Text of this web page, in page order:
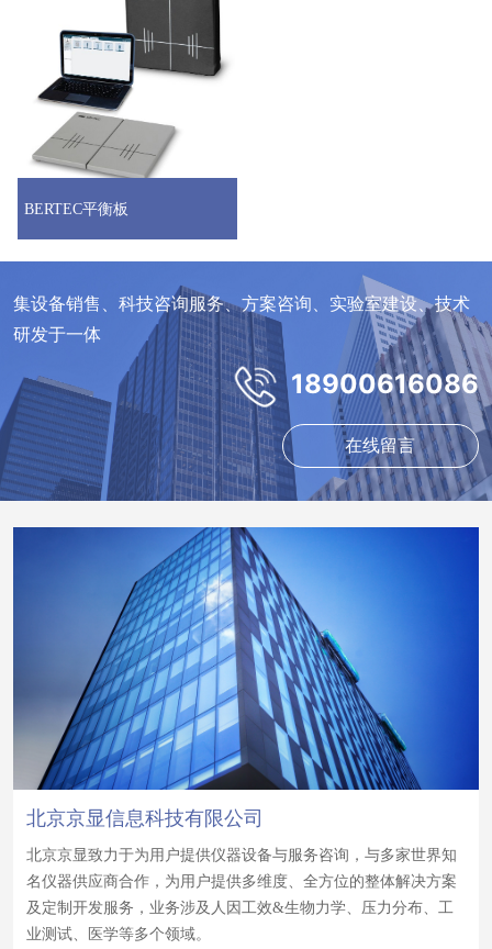
BERTEC平衡板
集设备销售、科技咨询服务、方案咨询、实验室建设、技术
研发于一体
18900616086
在线留言
北京京显信息科技有限公司
北京京显致力于为用户提供仪器设备与服务咨询，与多家世界知
名仪器供应商合作，为用户提供多维度、全方位的整体解决方案
及定制开发服务，业务涉及人因工效&生物力学、压力分布、工
业测试、医学等多个领域。